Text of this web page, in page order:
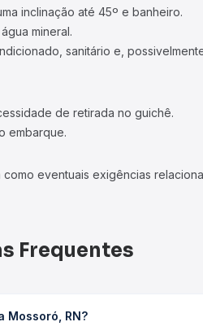
inclinação até 45º e banheiro.
mineral.
sanitário e,
de retirada no guichê.
embarque.
eventuais exigências
Frequentes
Mossoró, RN?